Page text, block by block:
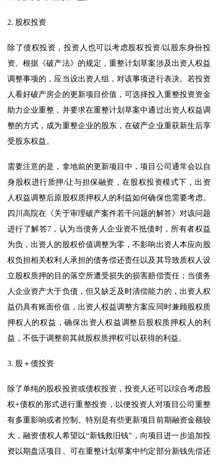
2. 股权投资
除了债权投资，投资人也可以考虑股权投资/以股东身份投
资。根据《破产法》的规定，重整计划草案涉及出资人权益
调整事项的，应当设出资人组，对该事项进行表决。若投资
人看好破产房企的更新项目价值，可选择投入重整投资资金
助力企业重整，并要求在重整计划草案中通过出资人权益调
整的方式，成为重整企业的股东，在破产企业重获新生后享
受股东权益。
需要注意的是，拿地前的更新项目中，项目公司通常会以自
身股权进行质押/让与担保融资，在股权投资模式下，出资
人权益调整后原股权质押权人的利益如何确保也需要考虑。
四川高院在《关于审理破产案件若干问题的解答》对该问题
进行了解答7，认为当债务人企业资不抵债时，所有者权益
为负，出资人的股权价值调整为零，不影响出资人本应向股
权负担相关权利人承担的债务偿还责任以及其导致质权人设
立股权质押的目的落空所遭受损失的损害赔偿责任；当债务
人企业资产大于负债，但又缺乏及时清偿能力的，出资人权
益仍具有账面价值，出资人权益调整方案应同时兼顾股权质
押权人的权益，确保出资人权益调整后股权质押权人的利
益，不低于调整前其就股权质押权可以获得的利益。
3. 股＋债投资
除了单纯的股权投资或债权投资，投资人还可以综合考虑股
权+债权的形式进行重整投资，以便投资人对项目公司重整
有多重影响或者控制。特别是有些更新项目前期融资金额较
大，融资债权人希望以“新钱救旧钱”，向项目进一步追加投
资以期盘活项目、可在重整计划草案中约定部分新钱先偿还